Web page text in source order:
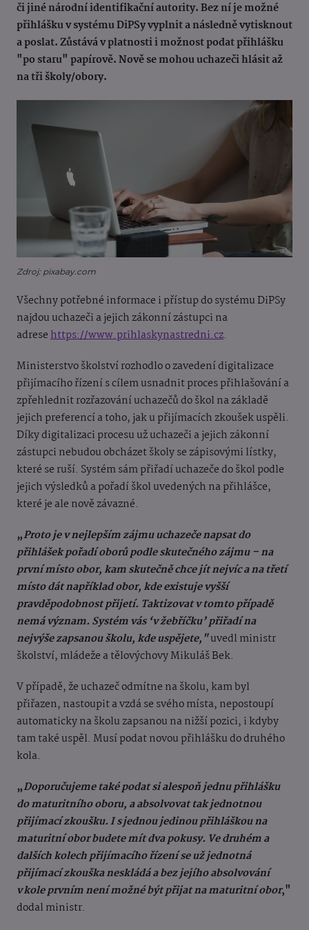
či jiné národní identifikační autority. Bez ní je možné
přihlášku v systému DiPSy vyplnit a následně vytisknout
a poslat. Zůstává v platnosti i možnost podat přihlášku
"po staru" papírově. Nově se mohou uchazeči hlásit až
na tři školy/obory.
Zdroj: pixabay.com
Všechny potřebné informace i přístup do systému DiPSy
najdou uchazeči a jejich zákonní zástupci na
adresehttps://www.prihlaskynastredni.cz.
Ministerstvo školství rozhodlo o zavedení digitalizace
přijímacího řízení s cílem usnadnit proces přihlašování a
zpřehlednit rozřazování uchazečů do škol na základě
jejich preferencí a toho, jak u přijímacích zkoušek uspěli.
Díky digitalizaci procesu už uchazeči a jejich zákonní
zástupci nebudou obcházet školy se zápisovými lístky,
které se ruší. Systém sám přiřadí uchazeče do škol podle
jejich výsledků a pořadí škol uvedených na přihlášce,
které je ale nově závazné.
„Proto je v nejlepším zájmu uchazeče napsat do
přihlášek pořadí oborů podle skutečného zájmu – na
první místo obor, kam skutečně chce jít nejvíc a na třetí
místo dát například obor, kde existuje vyšší
pravděpodobnost přijetí. Taktizovat v tomto případě
nemá význam. Systém vás ‘v žebříčku’ přiřadí na
nejvýše zapsanou školu, kde uspějete,"uvedl ministr
školství, mládeže a tělovýchovy Mikuláš Bek.
V případě, že uchazeč odmítne na školu, kam byl
přiřazen, nastoupit a vzdá se svého místa, nepostoupí
automaticky na školu zapsanou na nižší pozici, i kdyby
tam také uspěl. Musí podat novou přihlášku do druhého
kola.
„Doporučujeme také podat si alespoň jednu přihlášku
do maturitního oboru, a absolvovat tak jednotnou
přijímací zkoušku. I s jednou jedinou přihláškou na
maturitní obor budete mít dva pokusy. Ve druhém a
dalších kolech přijímacího řízení se už jednotná
přijímací zkouška neskládá a bez jejího absolvování
v kole prvním není možné být přijat na maturitní obor,"
dodal ministr.